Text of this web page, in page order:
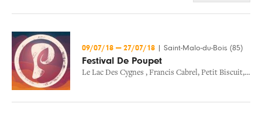
09/07/18 — 27/07/18 Saint-Malo-du-Bois (85)
Festival De Poupet
Le Lac Des Cygnes , Francis Cabrel, Petit Biscuit, Ibeyi